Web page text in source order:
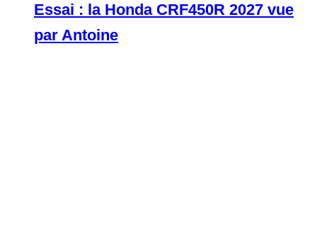
Essai : la Honda CRF450R 2027 vue
par Antoine